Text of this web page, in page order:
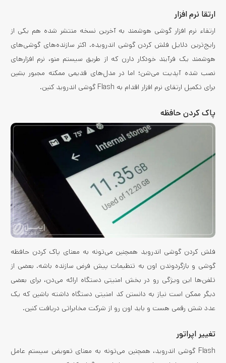
ارتقا نرم افزار
ارتقاء نرم افزار گوشی هوشمند به آخرین نسخه منتشر شده هم یکی از
رایج‌ترین دلایل فلش کردن گوشی اندرویده. اکثر سازنده‌های گوشی‌های
هوشمند یک فرآیند خودکار دارن که از طریق سیستم منو، نرم افزارهای
نصب شده آپدیت می‌شن؛ اما در مدل‌های قدیمی ممکنه مجبور بشین
برای تکمیل ارتقای نرم افزار اقدام به Flash گوشی اندروید کنین.
پاک کردن حافظه
فلش کردن گوشی اندروید همچنین می‌تونه به معنای پاک کردن حافظه
گوشی و بازگردوندن اون به تنظیمات پیش فرض سازنده باشه. بعضی از
تلفن‌ها این ویژگی رو در بخش امنیتی دستگاه ارائه می‌دن، برای بعضی
دیگر ممکن است نیاز به دانستن کد امنیتی دستگاه داشته باشین که یک
عدد شش رقمی هست و باید اون رو از شرکت مخابراتی دریافت کنین.
تغییر اپراتور
Flash گوشی اندروید، همچنین می‌تونه به معنای تعویض سیستم عامل